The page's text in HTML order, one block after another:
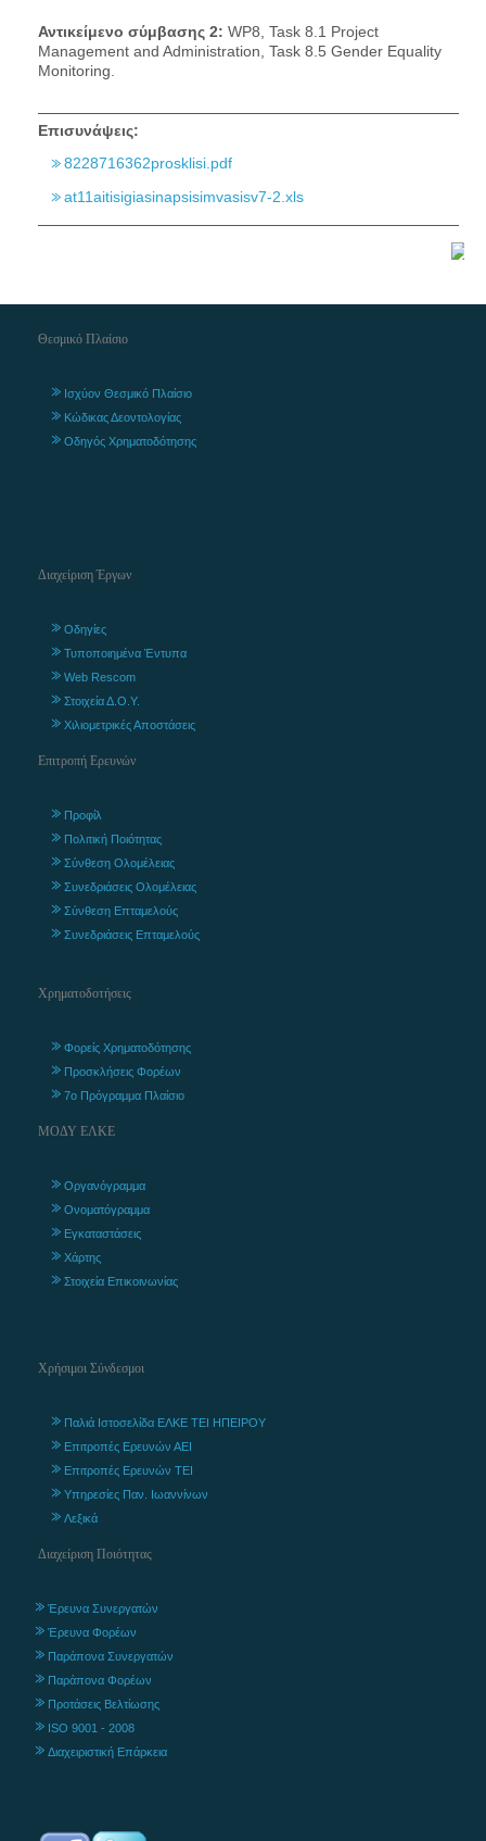
Αντικείμενο σύμβασης 2: WP8, Task 8.1 Project
Management and Administration, Task 8.5 Gender Equality
Monitoring.
Επισυνάψεις:
8228716362prosklisi.pdf
at11aitisigiasinapsisimvasisv7-2.xls
Θεσμικό Πλαίσιο
Ισχύον Θεσμικό Πλαίσιο
Κώδικας Δεοντολογίας
Οδηγός Χρηματοδότησης
Διαχείριση Έργων
Οδηγίες
Τυποποιημένα Έντυπα
Web Rescom
Στοιχεία Δ.Ο.Υ.
Χιλιομετρικές Αποστάσεις
Επιτροπή Ερευνών
Προφίλ
Πολιτική Ποιότητας
Σύνθεση Ολομέλειας
Συνεδριάσεις Ολομέλειας
Σύνθεση Επταμελούς
Συνεδριάσεις Επταμελούς
Χρηματοδοτήσεις
Φορείς Χρηματοδότησης
Προσκλήσεις Φορέων
7ο Πρόγραμμα Πλαίσιο
ΜΟΔΥ ΕΛΚΕ
Οργανόγραμμα
Ονοματόγραμμα
Εγκαταστάσεις
Χάρτης
Στοιχεία Επικοινωνίας
Χρήσιμοι Σύνδεσμοι
Παλιά Ιστοσελίδα ΕΛΚΕ ΤΕΙ ΗΠΕΙΡΟΥ
Επιτροπές Ερευνών ΑΕΙ
Επιτροπές Ερευνών ΤΕΙ
Υπηρεσίες Παν. Ιωαννίνων
Λεξικά
Διαχείριση Ποιότητας
Έρευνα Συνεργατών
Έρευνα Φορέων
Παράπονα Συνεργατών
Παράπονα Φορέων
Προτάσεις Βελτίωσης
ISO 9001 - 2008
Διαχειριστική Επάρκεια